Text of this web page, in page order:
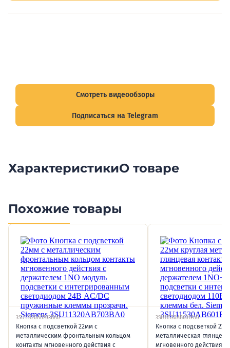
Смотреть видеообзоры
Подписаться на Telegram
ХарактеристикиО товаре
Похожие товары
3SU11320AB703BA0
Кнопка с подсветкой 22мм с
металлическим фронтальным кольцом
контакты мгновенного действия с
3SU11530AB601FA0
Кнопка с подсветкой
металлическая
мгновенного действия